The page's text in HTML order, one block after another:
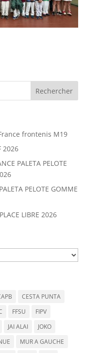
frontenis M19
2026
PALETA PELOTE
PELOTE GOMME
LIBRE 2026
CESTA PUNTA
FFSU
FIPV
JAI ALAI
JOKO
MUR A GAUCHE